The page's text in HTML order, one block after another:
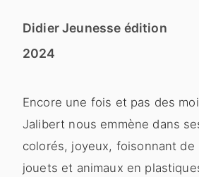
Didier Jeunesse édition
2024
Encore une fois et pas des
Jalibert nous emmène dans
colorés, joyeux, foisonnant de
jouets et animaux en